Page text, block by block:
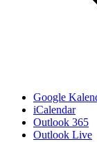
Google
iCalendar
Outlook 365
Outlook Live